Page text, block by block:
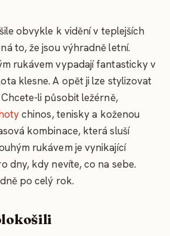
obvykle k vidění v teplejších
to, že jsou výhradně letní.
rukávem vypadají fantasticky v
klesne. A opět ji lze stylizovat
li působit ležérně,
chinos, tenisky a koženou
kombinace, která sluší
rukávem je vynikající
dny, kdy nevíte, co na sebe.
po celý rok.